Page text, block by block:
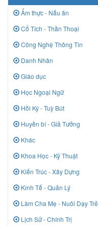
Ẩm thực - Nấu ăn
Cổ Tích - Thần Thoại
Công Nghệ Thông Tin
Danh Nhân
Giáo dục
Học Ngoại Ngữ
Hồi Ký - Tuỳ Bút
Huyền bí - Giả Tưởng
Khác
Khoa Học - Kỹ Thuật
Kiến Trúc - Xây Dựng
Kinh Tế - Quản Lý
Làm Cha Mẹ - Nuôi Dạy Trẻ
Lịch Sử - Chính Trị